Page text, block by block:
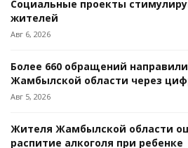
Социальные проекты
жителей
Авг 6, 2026
Более 660 обращений
Жамбылской области через
Авг 5, 2026
Жителя Жамбылской области
распитие алкоголя при ребенке